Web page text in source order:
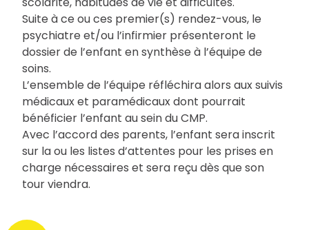
Suite à ce ou ces premier(s) rendez-vous, le
psychiatre et/ou l’infirmier présenteront le
dossier de l’enfant en synthèse à l’équipe de
soins.
L’ensemble de l’équipe réfléchira alors aux suivis
médicaux et paramédicaux dont pourrait
bénéficier l’enfant au sein du CMP.
Avec l’accord des parents, l’enfant sera inscrit
sur la ou les listes d’attentes pour les prises en
charge nécessaires et sera reçu dès que son
tour viendra.